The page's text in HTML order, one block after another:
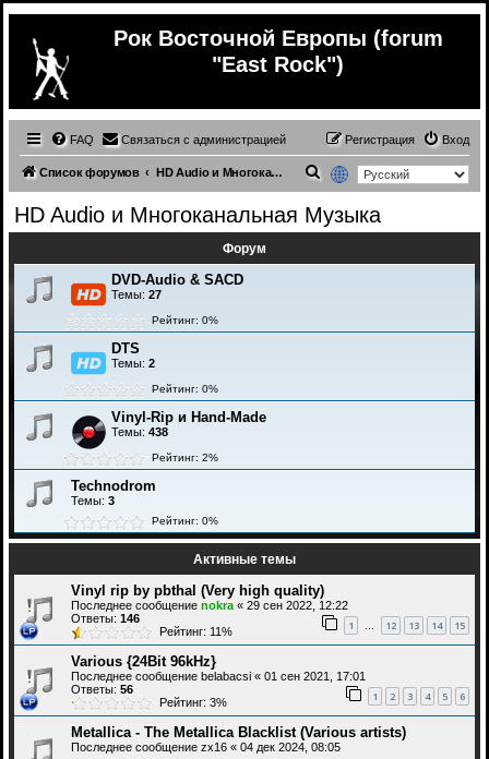
Рок Восточной Европы (forum
"East Rock")
FAQ Связаться с администрацией Вход
Регистрация
Список форумов HD Audio и Многоканальная Музыка
и
HD Audio и Многоканальная Музыка
Форум
DVD-Audio & SACD
Темы: 27
Рейтинг: 0%
DTS
Темы: 2
Рейтинг: 0%
Vinyl-Rip и Hand-Made
Темы: 438
Рейтинг: 2%
Technodrom
Темы: 3
Рейтинг: 0%
Активные темы
Vinyl rip by pbthal (Very high quality)
Последнее сообщение nokra « 29 сен 2022, 12:22
Ответы: 146 1 … 12 13 14 15
Рейтинг: 11%
Various {24Bit 96kHz}
Последнее сообщение belabacsi « 01 сен 2021, 17:01
Ответы: 56 1 2 3 4 5 6
Рейтинг: 3%
Metallica - The Metallica Blacklist (Various artists)
Последнее сообщение zx16 « 04 дек 2024, 08:05